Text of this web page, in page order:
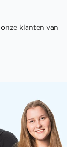
klanten van